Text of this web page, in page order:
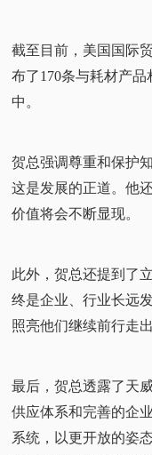
截至目前，美国国际
布了170条与耗材产
中。
贺总强调尊重和保护
这是发展的正道。他
价值将会不断显现。
此外，贺总还提到了
终是企业、行业长远
照亮他们继续前行走
最后，贺总透露了天
供应体系和完善的企
系统，以更开放的姿